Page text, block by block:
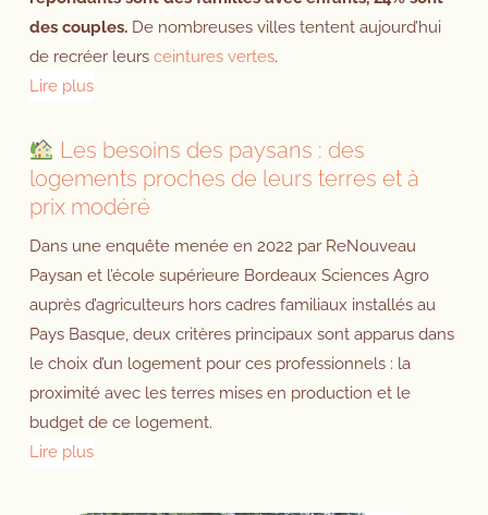
des couples.De nombreuses villes tentent aujourd’hui
de recréer leurs ceintures vertes.
Lire plus
Les besoins des paysans : des
logements proches de leurs terres et à
prix modéré
Dans une enquête menée en 2022 par ReNouveau
Paysan et l’école supérieure Bordeaux Sciences Agro
auprès d’agriculteurs hors cadres familiaux installés au
Pays Basque, deux critères principaux sont apparus dans
le choix d’un logement pour ces professionnels : la
proximité avec les terres mises en production et le
budget de ce logement.
Lire plus